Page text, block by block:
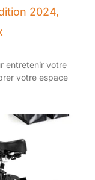
2024,
entretenir votre
votre espace